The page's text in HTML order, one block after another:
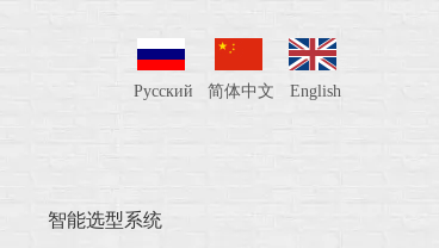
Pусский 简体中文 English
智能选型系统